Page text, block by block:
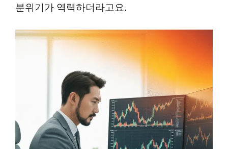
분위기가 역력하더라고요.